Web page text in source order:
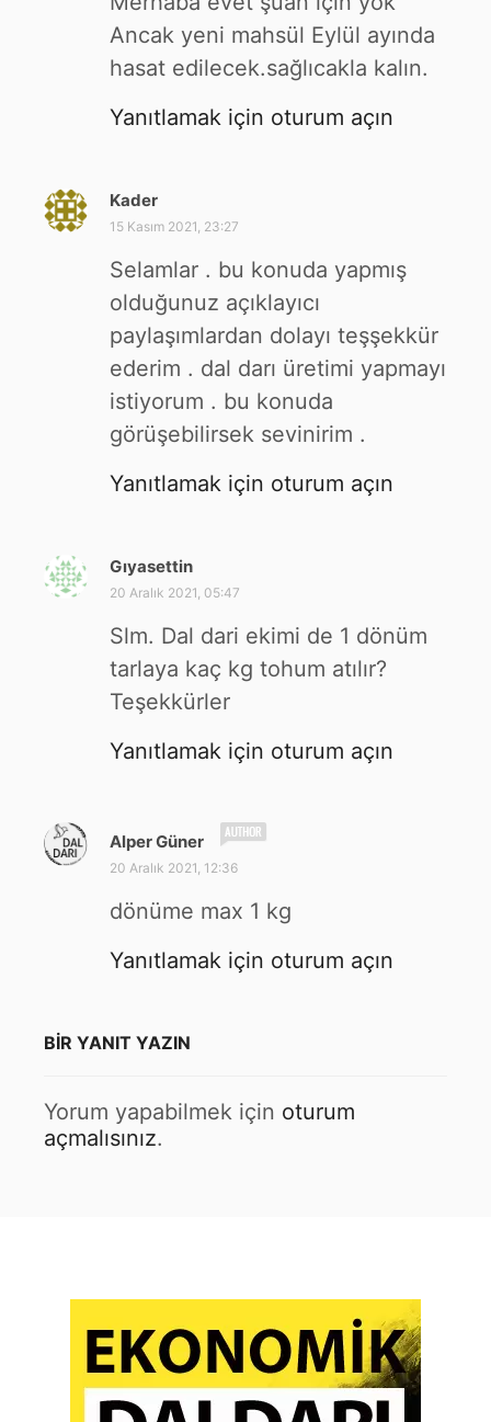
i
:
Ancak yeni mahsül Eylül ayında
hasat edilecek.sağlıcakla kalın.
Yanıtlamak için oturum açın
Kader
e
i
k
i
:
15 Kasım 2021, 23:27
Selamlar . bu konuda yapmış
olduğunuz açıklayıcı
paylaşımlardan dolayı teşşekkür
ederim . dal darı üretimi yapmayı
istiyorum . bu konuda
görüşebilirsek sevinirim .
Yanıtlamak için oturum açın
Gıyasettin
e
k
:
20 Aralık 2021, 05:47
Slm. Dal dari ekimi de 1 dönüm
tarlaya kaç kg tohum atılır?
Teşekkürler
Yanıtlamak için oturum açın
Alper Güner
i
20 Aralık 2021, 12:36
dönüme max 1 kg
Yanıtlamak için oturum açın
BIR YANIT YAZIN
Yorum yapabilmek için oturum
açmalısınız.